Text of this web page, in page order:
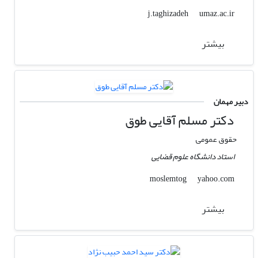
j.taghizadeh
umaz.ac.ir
بیشتر
دبیر مهمان
دکتر مسلم آقایی طوق
حقوق عمومی
استاد دانشگاه علوم قضایی
moslemtog
yahoo.com
بیشتر